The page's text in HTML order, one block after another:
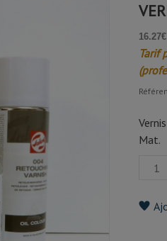
Tarif
Mat.